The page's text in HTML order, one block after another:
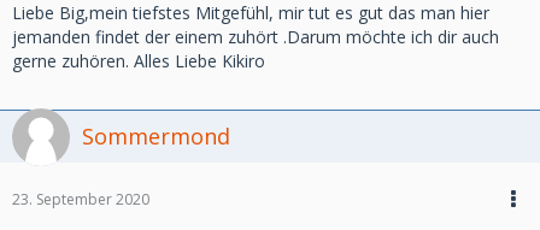
Liebe Big,mein tiefstes Mitgefühl, mir tut es gut das man hier
jemanden findet der einem zuhört .Darum möchte ich dir auch
gerne zuhören. Alles Liebe Kikiro
Sommermond
23. September 2020